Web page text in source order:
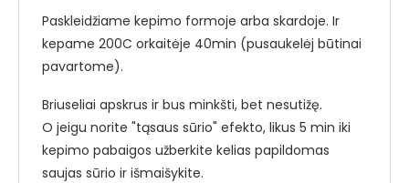
Paskleidžiame kepimo formoje arba skardoje. Ir
kepame 200C orkaitėje 40min (pusaukelėj būtinai
pavartome).
Briuseliai apskrus ir bus minkšti, bet nesutižę.
O jeigu norite "tąsaus sūrio" efekto, likus 5 min iki
kepimo pabaigos užberkite kelias papildomas
saujas sūrio ir išmaišykite.